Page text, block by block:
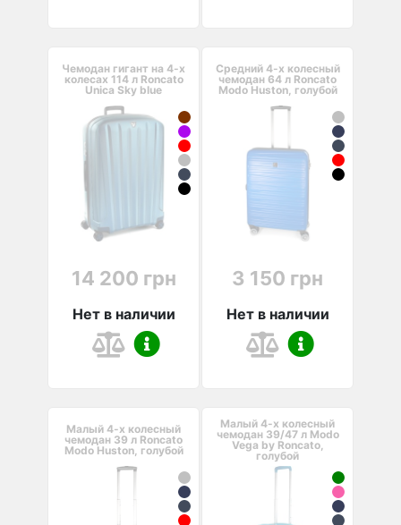
Чемодан гигант на 4-х
колесах 114 л Roncato
Unica Sky blue
14 200 грн
Нет в наличии
Средний 4-х колесный
чемодан 64 л Roncato
Modo Huston, голубой
3 150 грн
Нет в наличии
Малый 4-х колесный
чемодан 39 л Roncato
Modo Huston, голубой
Малый 4-х колесный
чемодан 39/47 л Modo
Vega by Roncato,
голубой